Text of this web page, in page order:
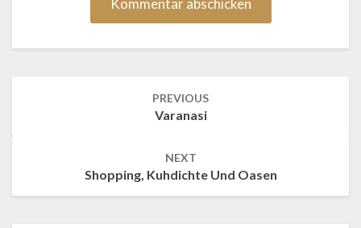
PREVIOUS
Varanasi
NEXT
Shopping, Kuhdichte Und Oasen